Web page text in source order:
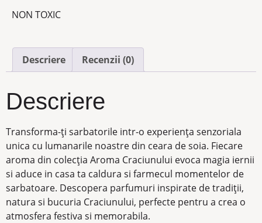
NON TOXIC
Descriere Recenzii (0)
Descriere
Transforma-ți sarbatorile intr-o experiența senzoriala
unica cu lumanarile noastre din ceara de soia. Fiecare
aroma din colecția Aroma Craciunului evoca magia iernii
si aduce in casa ta caldura si farmecul momentelor de
sarbatoare. Descopera parfumuri inspirate de tradiții,
natura si bucuria Craciunului, perfecte pentru a crea o
atmosfera festiva si memorabila.